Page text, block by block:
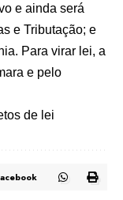
e ainda será
e Tributação; e
Para virar lei, a
e pelo
de lei